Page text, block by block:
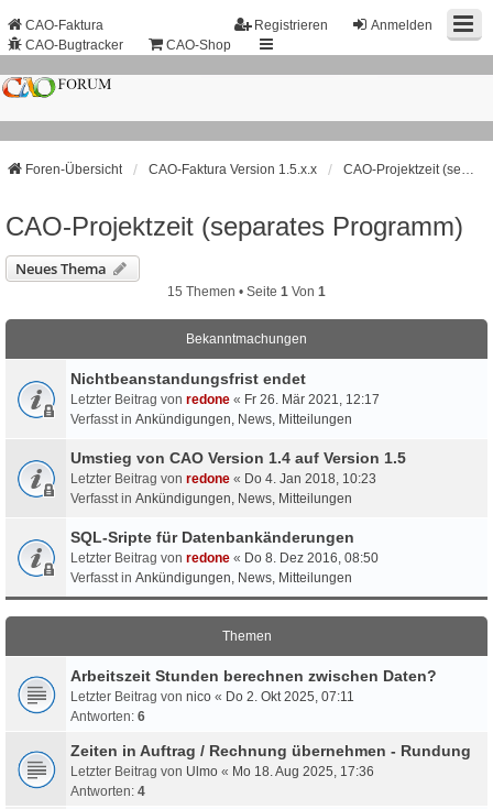
Anmelden
Registrieren
CAO-Faktura
CAO-Bugtracker
CAO-Shop
Foren-Übersicht CAO-Faktura Version 1.5.x.x
CAO-Projektzeit (separates Programm)
Neues Thema
15 Themen • Seite 1 Von 1
Bekanntmachungen
Nichtbeanstandungs­frist endet
Letzter Beitrag von redone « Fr 26. Mär 2021, 12:17
Verfasst in Ankündigungen, News, Mitteilungen
Umstieg von CAO Version 1.4 auf Version 1.5
Letzter Beitrag von redone « Do 4. Jan 2018, 10:23
Verfasst in Ankündigungen, News, Mitteilungen
SQL-Sripte für Datenbankänderungen
Letzter Beitrag von redone « Do 8. Dez 2016, 08:50
Verfasst in Ankündigungen, News, Mitteilungen
Themen
Arbeitszeit Stunden berechnen zwischen Daten?
Letzter Beitrag von nico « Do 2. Okt 2025, 07:11
Antworten: 6
Zeiten in Auftrag / Rechnung übernehmen - Rundung
Letzter Beitrag von Ulmo « Mo 18. Aug 2025, 17:36
Antworten: 4